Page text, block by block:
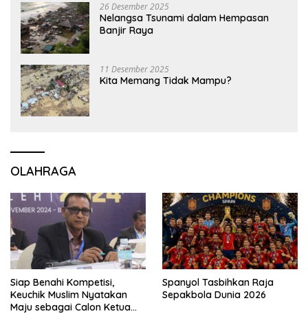
26 Desember 2025
Nelangsa Tsunami dalam Hempasan
Banjir Raya
11 Desember 2025
Kita Memang Tidak Mampu?
OLAHRAGA
Siap Benahi Kompetisi,
Keuchik Muslim Nyatakan
Maju sebagai Calon Ketua
Spanyol Tasbihkan Raja
Sepakbola Dunia 2026